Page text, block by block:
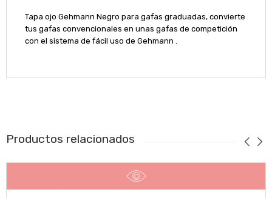
Tapa ojo Gehmann Negro para gafas graduadas, convierte
tus gafas convencionales en unas gafas de competición
con el sistema de fácil uso de Gehmann .
Productos relacionados